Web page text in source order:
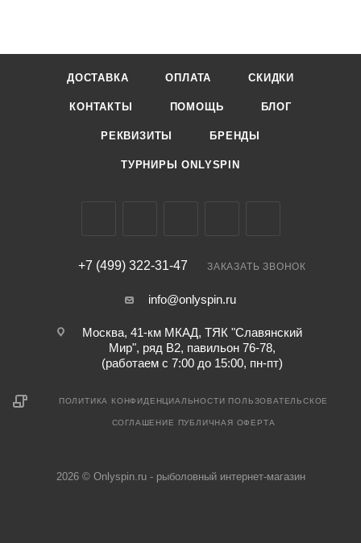
ДОСТАВКА ОПЛАТА СКИДКИ
КОНТАКТЫ ПОМОЩЬ БЛОГ
РЕКВИЗИТЫ БРЕНДЫ
ТУРНИРЫ ONLYSPIN
+7 (499) 322-31-47 ЗАКАЗАТЬ ЗВОНОК
info@onlyspin.ru
Москва, 41-км МКАД, ТЯК "Славянский
Мир", ряд В2, павильон 76-78,
(работаем с 7:00 до 15:00, пн-пт)
ПОЛИТИКА КОНФИДЕНЦИАЛЬНОСТИ ПОЛЬЗОВАТЕЛЬСКОЕ
СОГЛАШЕНИЕ ПУБЛИЧНАЯ ОФЕРТА
2026 © Onlyspin.ru - рыболовный интернет-магазин